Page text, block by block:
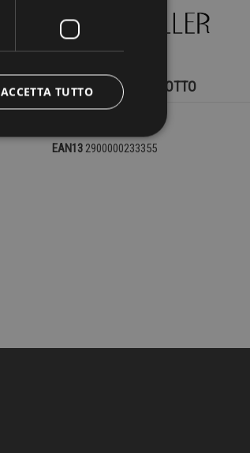
DETTAGLI DEL PRODOTTO
EAN132900000233355
ACCETTA TUTTO